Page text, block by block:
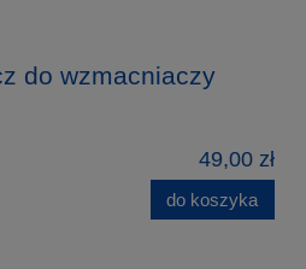
do wzmacniaczy
49,00 zł
do koszyka